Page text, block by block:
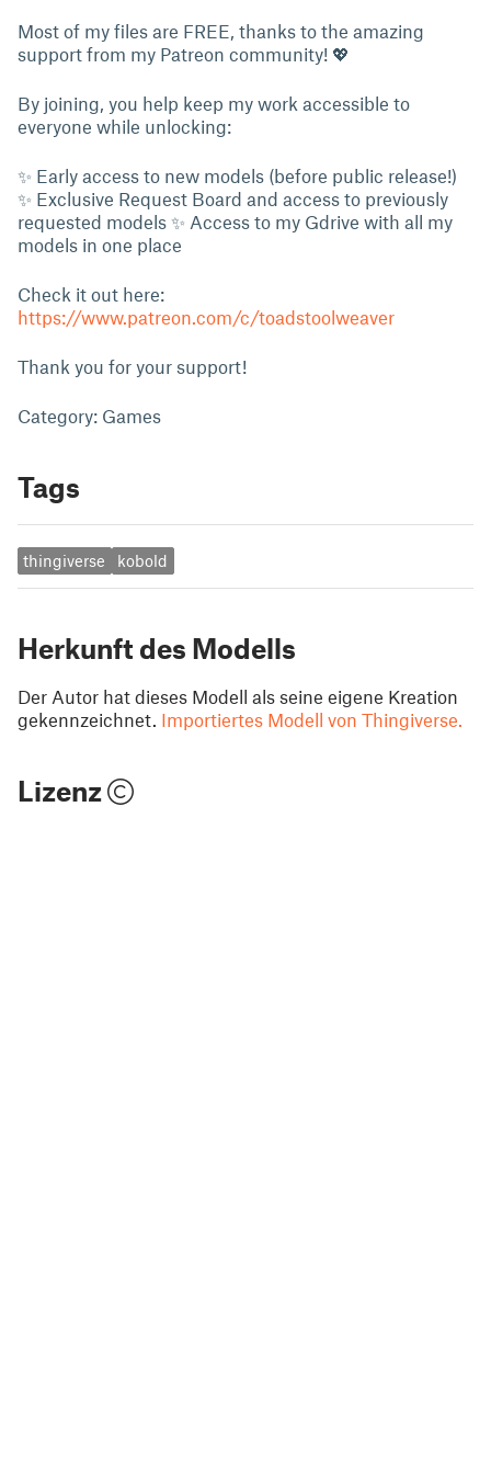
Most of my files are FREE, thanks to the amazing
support from my Patreon community! 💖
By joining, you help keep my work accessible to
everyone while unlocking:
✨ Early access to new models (before public release!)
✨ Exclusive Request Board and access to previously
requested models ✨ Access to my Gdrive with all my
models in one place
Check it out here:
https://www.patreon.com/c/toadstoolweaver
Thank you for your support!
Category: Games
Tags
thingiverse kobold
Herkunft des Modells
Der Autor hat dieses Modell als seine eigene Kreation
gekennzeichnet. Importiertes Modell von Thingiverse.
Lizenz